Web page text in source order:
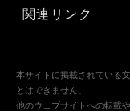
関連リンク
本サイトに掲載されている
とはできません。
他のウェブサイトへの転載